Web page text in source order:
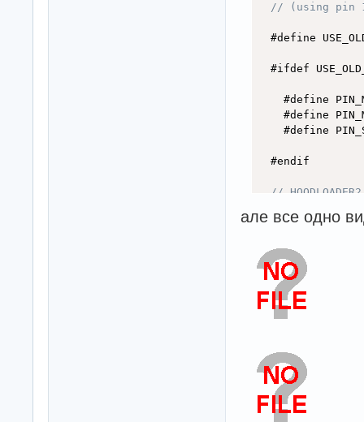
// (using pin
#ifdef
  #endif
//
#else
але все одно